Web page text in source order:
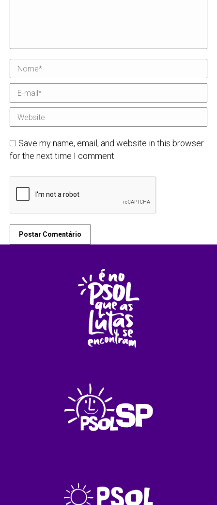
Nome *
E-mail *
Website
Save my name, email, and website in this browser
for the next time I comment.
Postar Comentário